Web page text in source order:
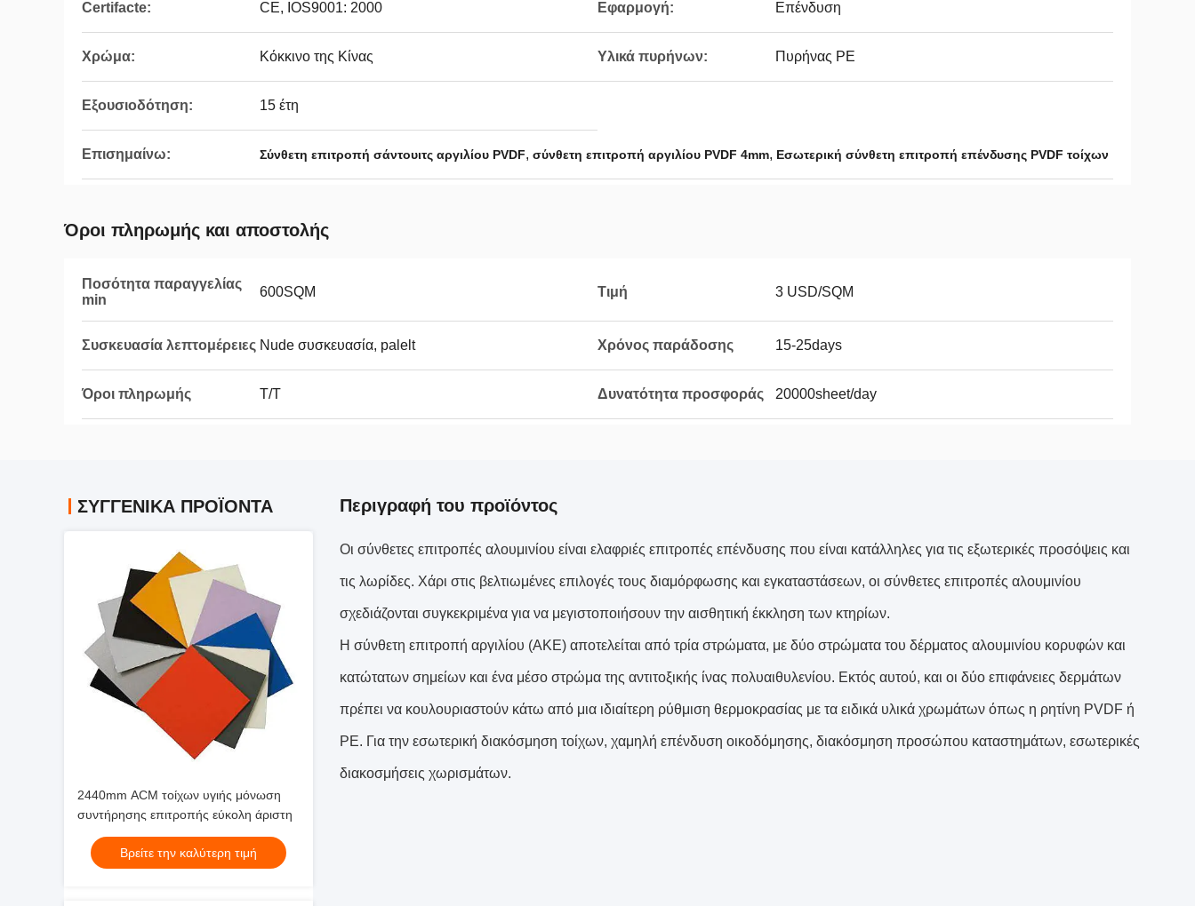
Certifacte: CE, IOS9001: 2000 Εφαρμογή: Επένδυση
Χρώμα: Κόκκινο της Κίνας Υλικά πυρήνων: Πυρήνας PE
Εξουσιοδότηση: 15 έτη
Επισημαίνω: Σύνθετη επιτροπή σάντουιτς αργιλίου PVDF, σύνθετη επιτροπή αργιλίου PVDF 4mm, Εσωτερική σύνθετη επιτροπή επένδυσης PVDF τοίχων
Όροι πληρωμής και αποστολής
Ποσότητα παραγγελίας
min
600SQM Τιμή 3 USD/SQM
Συσκευασία λεπτομέρειες Nude συσκευασία, palelt Χρόνος παράδοσης 15-25days
Όροι πληρωμής T/T Δυνατότητα προσφοράς 20000sheet/day
ΣΥΓΓΕΝΙΚΆ ΠΡΟΪΌΝΤΑ
2440mm ACM τοίχων υγιής μόνωση
συντήρησης επιτροπής εύκολη άριστη
Βρείτε την καλύτερη τιμή
Περιγραφή του προϊόντος
Οι σύνθετες επιτροπές αλουμινίου είναι ελαφριές επιτροπές επένδυσης που είναι κατάλληλες για τις εξωτερικές προσόψεις και
τις λωρίδες. Χάρι στις βελτιωμένες επιλογές τους διαμόρφωσης και εγκαταστάσεων, οι σύνθετες επιτροπές αλουμινίου
σχεδιάζονται συγκεκριμένα για να μεγιστοποιήσουν την αισθητική έκκληση των κτηρίων.
Η σύνθετη επιτροπή αργιλίου (ΑΚΕ) αποτελείται από τρία στρώματα, με δύο στρώματα του δέρματος αλουμινίου κορυφών και
κατώτατων σημείων και ένα μέσο στρώμα της αντιτοξικής ίνας πολυαιθυλενίου. Εκτός αυτού, και οι δύο επιφάνειες δερμάτων
πρέπει να κουλουριαστούν κάτω από μια ιδιαίτερη ρύθμιση θερμοκρασίας με τα ειδικά υλικά χρωμάτων όπως η ρητίνη PVDF ή
PE. Για την εσωτερική διακόσμηση τοίχων, χαμηλή επένδυση οικοδόμησης, διακόσμηση προσώπου καταστημάτων, εσωτερικές
διακοσμήσεις χωρισμάτων.